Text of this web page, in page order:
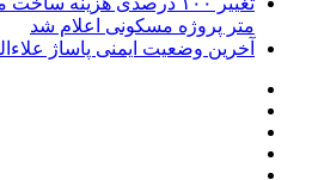
متر پروژه مسکونی اعلام شد
آخرین وضعیت ایمنی پاساژ